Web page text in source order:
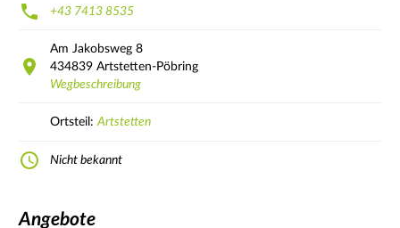
+43 7413 8535
Am Jakobsweg 8
434839 Artstetten-Pöbring
Wegbeschreibung
Ortsteil: Artstetten
Nicht bekannt
Angebote